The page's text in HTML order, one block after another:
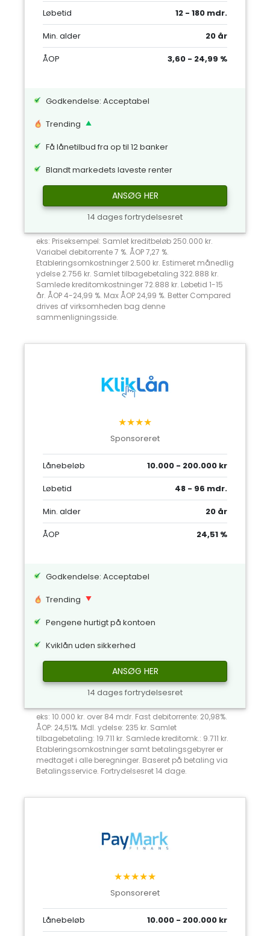
Løbetid
12 - 180 mdr.
Min. alder
20 år
ÅOP
3,60 - 24,99 %
Godkendelse: Acceptabel
Trending
Få lånetilbud fra op til 12 banker
Blandt markedets laveste renter
ANSØG HER
14 dages fortrydelsesret
eks: Priseksempel: Samlet kreditbeløb 250.000 kr.
Variabel debitorrente 7 %. ÅOP 7,27 %.
Etableringsomkostninger 2.500 kr. Estimeret månedlig
ydelse 2.756 kr. Samlet tilbagebetaling 322.888 kr.
Samlede kreditomkostninger 72.888 kr. Løbetid 1-15
år. ÅOP 4-24,99 %. Max ÅOP 24,99 %. Better Compared
drives af virksomheden bag denne
sammenligningsside.
★★★★
Sponsoreret
Lånebeløb
10.000 - 200.000 kr
Løbetid
48 - 96 mdr.
Min. alder
20 år
ÅOP
24,51 %
Godkendelse: Acceptabel
Trending
Pengene hurtigt på kontoen
Kviklån uden sikkerhed
ANSØG HER
14 dages fortrydelsesret
eks: 10.000 kr. over 84 mdr. Fast debitorrente: 20,98%.
ÅOP: 24,51%. Mdl. ydelse: 235 kr. Samlet
tilbagebetaling: 19.711 kr. Samlede kreditomk.: 9.711 kr.
Etableringsomkostninger samt betalingsgebyrer er
medtaget i alle beregninger. Baseret på betaling via
Betalingsservice. Fortrydelsesret 14 dage.
★★★★★
Sponsoreret
Lånebeløb
10.000 - 200.000 kr